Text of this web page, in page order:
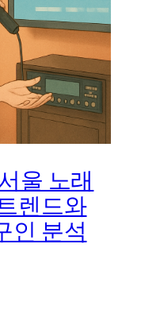
울 노래
렌드와
인 분석